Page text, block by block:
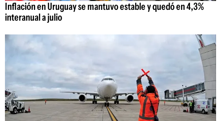
Inflación en Uruguay se mantuvo estable y quedó en 4,3%
interanual a julio